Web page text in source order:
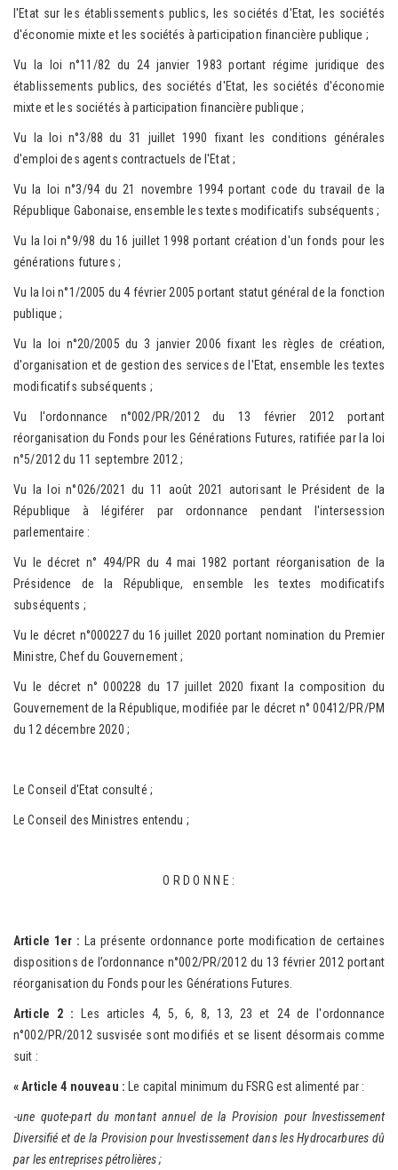
l'Etat sur les établissements publics, les sociétés d'Etat, les sociétés
d'économie mixte et les sociétés à participation financière publique ;
Vu la loi n°11/82 du 24 janvier 1983 portant régime juridique des
établissements publics, des sociétés d'Etat, les sociétés d'économie
mixte et les sociétés à participation financière publique ;
Vu la loi n°3/88 du 31 juillet 1990 fixant les conditions générales
d'emploi des agents contractuels de l'Etat ;
Vu la loi n°3/94 du 21 novembre 1994 portant code du travail de la
République Gabonaise, ensemble les textes modificatifs subséquents ;
Vu la loi n°9/98 du 16 juillet 1998 portant création d'un fonds pour les
générations futures ;
Vu la loi n°1/2005 du 4 février 2005 portant statut général de la fonction
publique ;
Vu la loi n°20/2005 du 3 janvier 2006 fixant les règles de création,
d'organisation et de gestion des services de l'Etat, ensemble les textes
modificatifs subséquents ;
Vu l'ordonnance n°002/PR/2012 du 13 février 2012 portant
réorganisation du Fonds pour les Générations Futures, ratifiée par la loi
n°5/2012 du 11 septembre 2012 ;
Vu la loi n°026/2021 du 11 août 2021 autorisant le Président de la
République à légiférer par ordonnance pendant l'intersession
parlementaire :
Vu le décret n° 494/PR du 4 mai 1982 portant réorganisation de la
Présidence de la République, ensemble les textes modificatifs
subséquents ;
Vu le décret n°000227 du 16 juillet 2020 portant nomination du Premier
Ministre, Chef du Gouvernement ;
Vu le décret n° 000228 du 17 juillet 2020 fixant la composition du
Gouvernement de la République, modifiée par le décret n° 00412/PR/PM
du 12 décembre 2020 ;
Le Conseil d'Etat consulté ;
Le Conseil des Ministres entendu ;
O R D O N N E :
Article 1er : La présente ordonnance porte modification de certaines
dispositions de l’ordonnance n°002/PR/2012 du 13 février 2012 portant
réorganisation du Fonds pour les Générations Futures.
Article 2 : Les articles 4, 5, 6, 8, 13, 23 et 24 de l'ordonnance
n°002/PR/2012 susvisée sont modifiés et se lisent désormais comme
suit :
« Article 4 nouveau : Le capital minimum du FSRG est alimenté par :
-une quote-part du montant annuel de la Provision pour Investissement
Diversifié et de la Provision pour Investissement dans les Hydrocarbures dû
par les entreprises pétrolières ;